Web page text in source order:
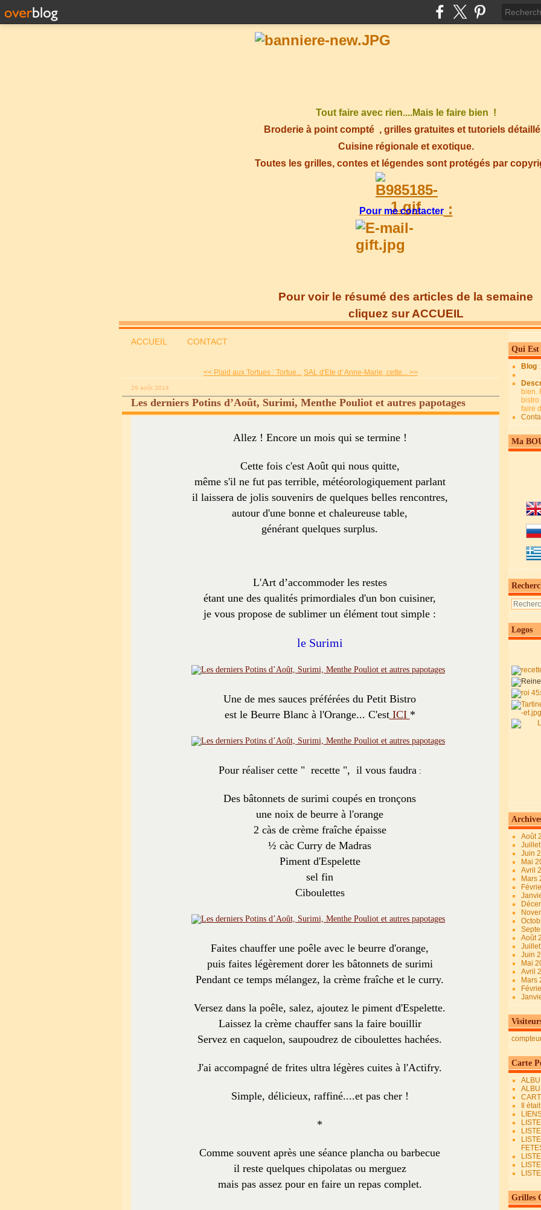
Tout faire avec rien....Mais le faire bien !
Broderie à point compté , grilles gratuites et tutoriels
Cuisine régionale et exotique.
Toutes les grilles, contes et légendes sont protégés par
Pour me contacter:
Pour voir le résumé des articles de la semaine
cliquez sur ACCUEIL
ACCUEIL CONTACT
<< Plaid aux Tortues : Tortue... SAL d'Ete d' Anne-Marie, cette... >>
29 août 2014
Les derniers Potins d’Août, Surimi, Menthe Pouliot et autres papotages
Allez ! Encore un mois qui se termine !
Cette fois c'est Août qui nous quitte,
même s'il ne fut pas terrible, météorologiquement parlant
il laissera de jolis souvenirs de quelques belles rencontres,
autour d'une bonne et chaleureuse table,
générant quelques surplus.
L'Art d’accommoder les restes
étant une des qualités primordiales d'un bon cuisiner,
je vous propose de sublimer un élément tout simple :
le Surimi
Une de mes sauces préférées du Petit Bistro
est le Beurre Blanc à l'Orange... C'estICI *
Pour réaliser cette " recette ", il vous faudra:
Des bâtonnets de surimi coupés en tronçons
une noix de beurre à l'orange
2 càs de crème fraîche épaisse
½ càc Curry de Madras
Piment d'Espelette
sel fin
Ciboulettes
Faites chauffer une poêle avec le beurre d'orange,
puis faites légèrement dorer les bâtonnets de surimi
Pendant ce temps mélangez, la crème fraîche et le curry.
Versez dans la poêle, salez, ajoutez le piment d'Espelette.
Laissez la crème chauffer sans la faire bouillir
Servez en caquelon, saupoudrez de ciboulettes hachées.
J'ai accompagné de frites ultra légères cuites à l'Actifry.
Simple, délicieux, raffiné....et pas cher !
*
Comme souvent après une séance plancha ou barbecue
il reste quelques chipolatas ou merguez
mais pas assez pour en faire un repas complet.
Qui Est
Blog
bien.
faire
Ma
Logos
Août
Juin
Mai
Avril
Mars
Août
Juin
Mai
Avril
Mars
Carte
Il
Grilles